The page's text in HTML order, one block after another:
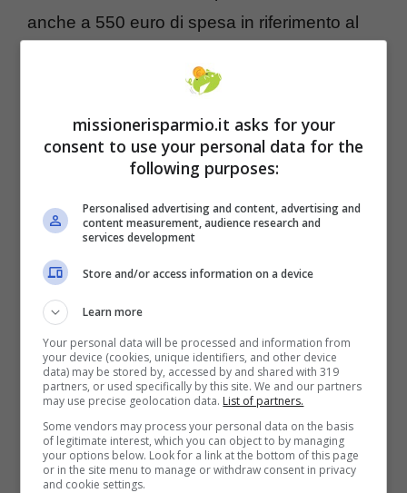
anche a 550 euro di spesa in riferimento al
missionerisparmio.it asks for your
consent to use your personal data for the
following purposes:
Personalised advertising and content, advertising and
content measurement, audience research and
services development
Store and/or access information on a device
Learn more
Your personal data will be processed and information from
your device (cookies, unique identifiers, and other device
data) may be stored by, accessed by and shared with 319
partners, or used specifically by this site. We and our partners
may use precise geolocation data. List of partners.
Some vendors may process your personal data on the basis
of legitimate interest, which you can object to by managing
your options below. Look for a link at the bottom of this page
or in the site menu to manage or withdraw consent in privacy
and cookie settings.